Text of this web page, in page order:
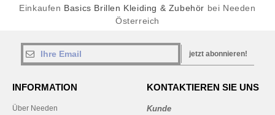
Einkaufen Basics Brillen Kleiding & Zubehör bei Needen
Österreich
jetzt abonnieren!
INFORMATION
Über Needen
KONTAKTIEREN SIE UNS
Kunde